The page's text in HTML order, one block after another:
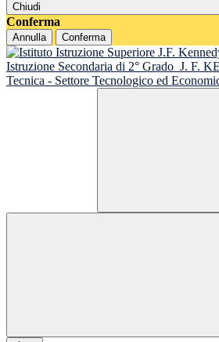
Chiudi
Conferma
Annulla Conferma
Istruzione Secondaria di 2° Grado J. F.
Tecnica - Settore Tecnologico ed